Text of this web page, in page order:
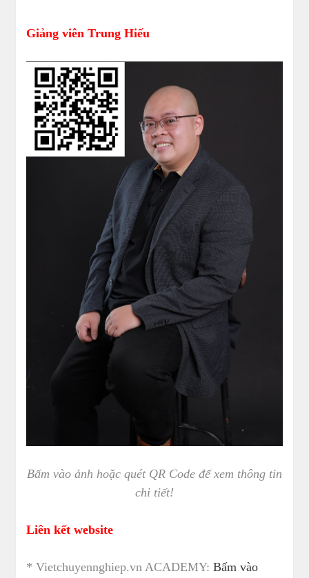
Giảng viên Trung Hiếu
Bấm vào ảnh hoặc quét QR Code để xem thông tin
chi tiết!
Liên kết website
* Vietchuyennghiep.vn ACADEMY:Bấm vào